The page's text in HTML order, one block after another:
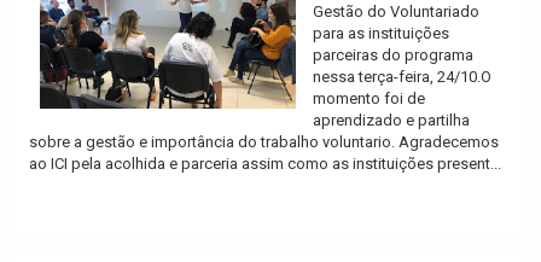
Gestão do Voluntariado
para as instituições
parceiras do programa
nessa terça-feira, 24/10.O
momento foi de
aprendizado e partilha
sobre a gestão e importância do trabalho voluntario. Agradecemos
ao ICI pela acolhida e parceria assim como as instituições present...